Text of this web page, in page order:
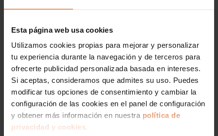
Esta página web usa cookies
Utilizamos cookies propias para mejorar y personalizar
tu experiencia durante la navegación y de terceros para
ofrecerte publicidad personalizada basada en intereses.
Si aceptas, consideramos que admites su uso. Puedes
modificar tus opciones de consentimiento y cambiar la
configuración de las cookies en el panel de configuración
y obtener más información en nuestra política de
privacidad y cookies.
10,000 € y 18,000 €. Son especialmente
comprometer el estilo.
Kia Rio:
Con un precio que generalmente va
de 8,000 € a 14,000 €, es una excelente
opción para jóvenes conductores o familias
que buscan un sedán accesible.
Kia Sorento:
Si buscas un SUV de gran
capacidad, el Sorento oscila entre 20,000 € y
30,000 €, dependiendo del modelo y